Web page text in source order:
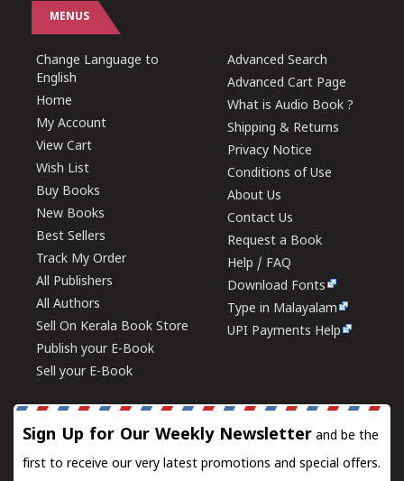
MENUS
Change Language to
English
Home
My Account
View Cart
Wish List
Buy Books
New Books
Best Sellers
Track My Order
All Publishers
All Authors
Sell On Kerala Book Store
Publish your E-Book
Sell your E-Book
Advanced Search
Advanced Cart Page
What is Audio Book ?
Shipping & Returns
Privacy Notice
Conditions of Use
About Us
Contact Us
Request a Book
Help / FAQ
Download Fonts
Type in Malayalam
UPI Payments Help
Sign Up for Our Weekly Newsletter and be the
first to receive our very latest promotions and special offers.